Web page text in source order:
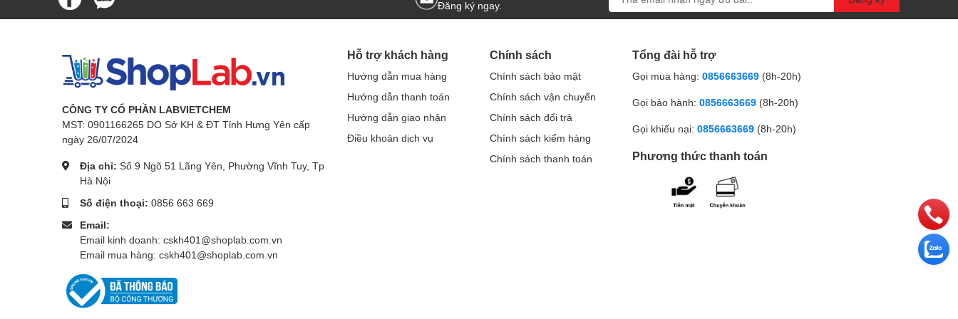
Tính chất:
- Áp suất hơi: 0,01 hPa (20 °C)
- Độ hòa tan: 1280 g/
Bảo quản:
Bảo quản +15°C đến +25°C
Quy cách đóng gói:Chai nhựa 250g
Đăng ký ngay.
CÔNG TY CỔ PHẦN LABVIETCHEM
MST: 0901166265 DO Sở KH & ĐT Tỉnh Hưng Yên cấp
ngày 26/07/2024
Địa chỉ: Số 9 Ngõ 51 Lãng Yên, Phường Vĩnh Tuy, Tp
Hà Nội
Số điện thoại: 0856 663 669
Email:
Email kinh doanh: cskh401@shoplab.com.vn
Email mua hàng: cskh401@shoplab.com.vn
Hỗ trợ khách hàng
Hướng dẫn mua hàng
Hướng dẫn thanh toán
Hướng dẫn giao nhận
Điều khoản dịch vụ
Chính sách
Chính sách bảo mật
Chính sách vận chuyển
Chính sách đổi trả
Chính sách kiểm hàng
Chính sách thanh toán
Tổng đài hỗ trợ
Gọi mua hàng: 0856663669 (8h-20h)
Gọi bảo hành: 0856663669 (8h-20h)
Gọi khiếu nại: 0856663669 (8h-20h)
Phương thức thanh toán